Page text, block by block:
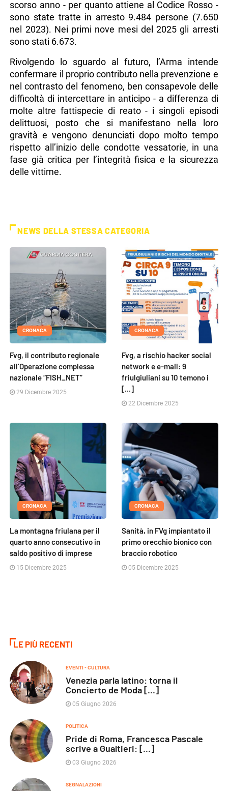
scorso anno - per quanto attiene al Codice Rosso -
sono state tratte in arresto 9.484 persone (7.650
nel 2023). Nei primi nove mesi del 2025 gli arresti
sono stati 6.673.
Rivolgendo lo sguardo al futuro, l’Arma intende
confermare il proprio contributo nella prevenzione e
nel contrasto del fenomeno, ben consapevole delle
difficoltà di intercettare in anticipo - a differenza di
molte altre fattispecie di reato - i singoli episodi
delittuosi, posto che si manifestano nella loro
gravità e vengono denunciati dopo molto tempo
rispetto all’inizio delle condotte vessatorie, in una
fase già critica per l’integrità fisica e la sicurezza
delle vittime.
NEWS DELLA STESSA CATEGORIA
CRONACA
Fvg, il contributo regionale
all’Operazione complessa
nazionale “FISH_NET”
29 Dicembre 2025
CRONACA
Fvg, a rischio hacker social
network e e-mail: 9
friulgiuliani su 10 temono i
[...]
22 Dicembre 2025
CRONACA
La montagna friulana per il
quarto anno consecutivo in
saldo positivo di imprese
15 Dicembre 2025
CRONACA
Sanità, in FVg impiantato il
primo orecchio bionico con
braccio robotico
05 Dicembre 2025
LE PIÙ RECENTI
EVENTI - CULTURA
Venezia parla latino: torna il
Concierto de Moda [...]
05 Giugno 2026
POLITICA
Pride di Roma, Francesca Pascale
scrive a Gualtieri: [...]
03 Giugno 2026
SEGNALAZIONI